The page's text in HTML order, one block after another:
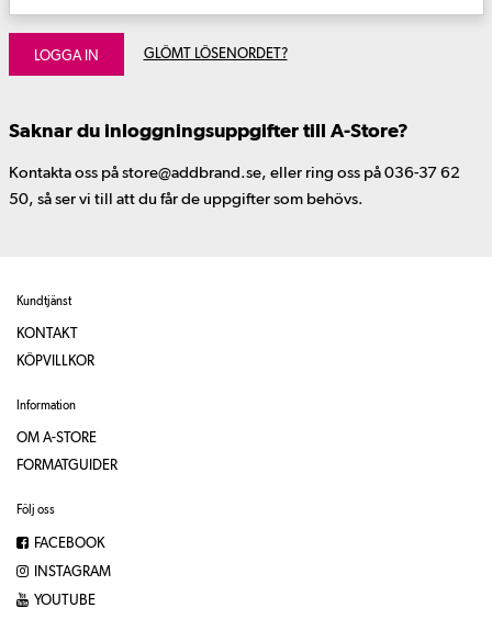
LOGGA IN GLÖMT LÖSENORDET?
Saknar du inloggningsuppgifter till A-Store?
Kontakta oss på store@addbrand.se, eller ring oss på 036-37 62
50, så ser vi till att du får de uppgifter som behövs.
Kundtjänst
KONTAKT
KÖPVILLKOR
Information
OM A-STORE
FORMATGUIDER
Följ oss
FACEBOOK
INSTAGRAM
YOUTUBE